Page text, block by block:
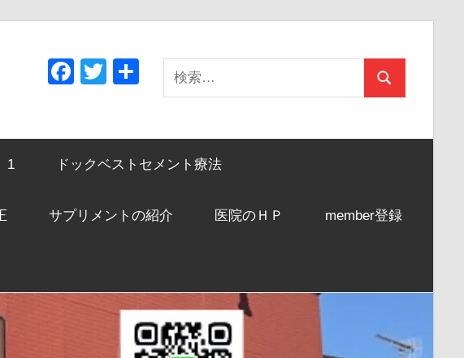
索:
検
Facebook
Twitter
有
1 ドックベストセメント療法
サプリメントの紹介 医院のＨＰ member登録